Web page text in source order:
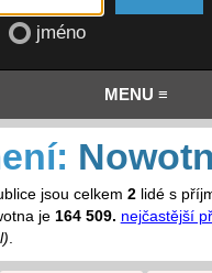
jméno
MENU ≡
jsou celkem 2lidé s
je 164 509. nejčastější
.